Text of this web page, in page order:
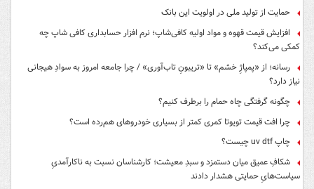
حمایت از تولید ملی در اولویت این بانک
افزایش قیمت قهوه و مواد اولیه کافی‌شاپ؛ نرم افزار حسابداری کافی شاپ چه
کمکی می‌کند؟
رسانه؛ از «پمپاژِ خشم» تا «تریبونِ تاب‌آوری» / چرا جامعه امروز به سوادِ هیجانی
نیاز دارد؟
چگونه گرفتگی چاه حمام را برطرف کنیم؟
چرا افت قیمت تویوتا کمری کمتر از بسیاری خودروهای هم‌رده است؟
چاپ uv dtf چیست؟
شکافِ عمیق میان دستمزد و سبدِ معیشت؛ کارشناسان نسبت به ناکارآمدیِ
سیاست‌هایِ حمایتی هشدار دادند